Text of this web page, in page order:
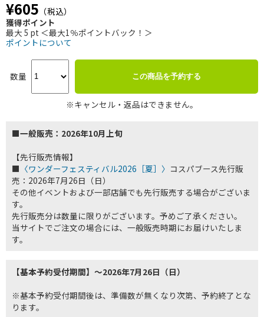
¥605 （税込）
獲得ポイント
最大 5 pt ＜最大1％ポイントバック！＞
ポイントについて
数量 この商品を予約する
※キャンセル・返品はできません。
■一般販売：2026年10月上旬
【先行販売情報】
■ 〈ワンダーフェスティバル2026［夏］〉 コスパブース先行販
売：2026年7月26日（日）
その他イベントおよび一部店舗でも先行販売する場合がございま
す。
先行販売分は数量に限りがございます。予めご了承ください。
当サイトでご注文の場合には、一般販売時期にお届けいたしま
す。
【基本予約受付期間】～2026年7月26日（日）
※基本予約受付期間後は、準備数が無くなり次第、予約終了とな
ります。